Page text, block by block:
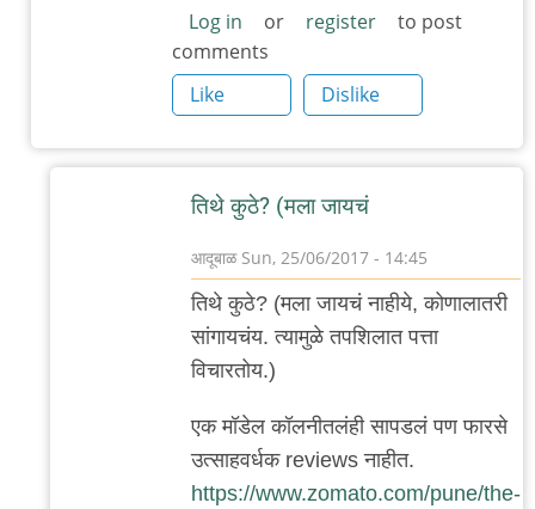
पुण्यात
डंपलिंग्ज
किंवा
मोमो
आदूबाळ
Log in or register
to post
comments
Like
Dislike
तिथे कुठे? (म‌ला जाय‌चं
आदूबाळSun, 25/06/2017 - 14:45
In
reply
to
रोडाव‌र‌.
by
अनुप
तिथे कुठे? (म‌ला जाय‌चं नाहीये, कोणालात‌री
सांगाय‌च‌ंय‌. त्यामुळे त‌प‌शिलात‌ प‌त्ता
विचार‌तोय‌.)
एक‌ मॉडेल‌ कॉल‌नीत‌ल‌ंही साप‌ड‌ल‌ं प‌ण फार‌से
उत्साह‌व‌र्ध‌क‌ reviews नाहीत‌.
https://www.zomato.com/pune/the-